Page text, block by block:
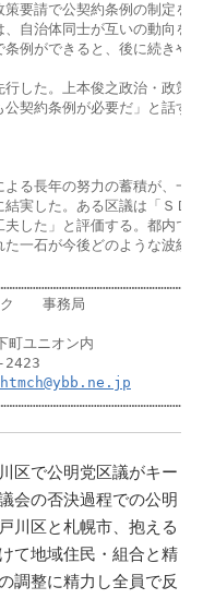
要請で公契約条例の制定を
自治体同士が互いの動向を
例ができると、後に続きや
した。上本俊之政治・政策
公契約条例が必要だ」と話す
る長年の努力の蓄積が、一
実した。ある区議は「ＳＤ
した」と評価する。都内で
一石が今後どのような波紋
　　事務局
ユニオン内
2423
区で公明党区議がキー
会の否決過程での公明
川区と札幌市、抱える
て地域住民・組合と精
調整に精力し全員で反